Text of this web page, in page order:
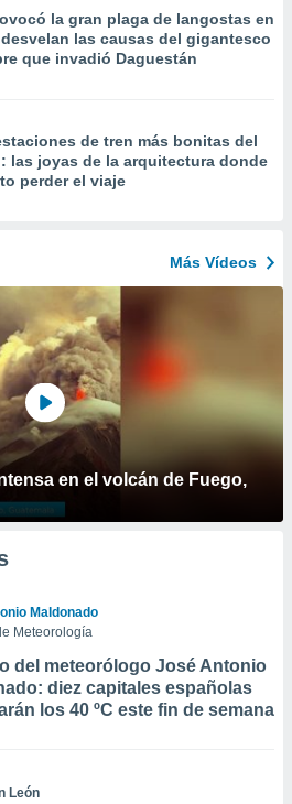
la gran plaga de langostas en
las causas del gigantesco
que invadió Daguestán
de tren más bonitas del
las joyas de la arquitectura donde
perder el viaje
Más Vídeos
en el volcán de Fuego,
Maldonado
Meteorología
del meteorólogo José Antonio
diez capitales españolas
los 40 ºC este fin de semana
León